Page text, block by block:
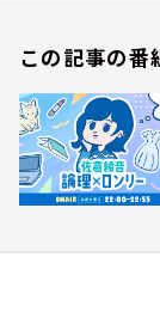
この記事の番